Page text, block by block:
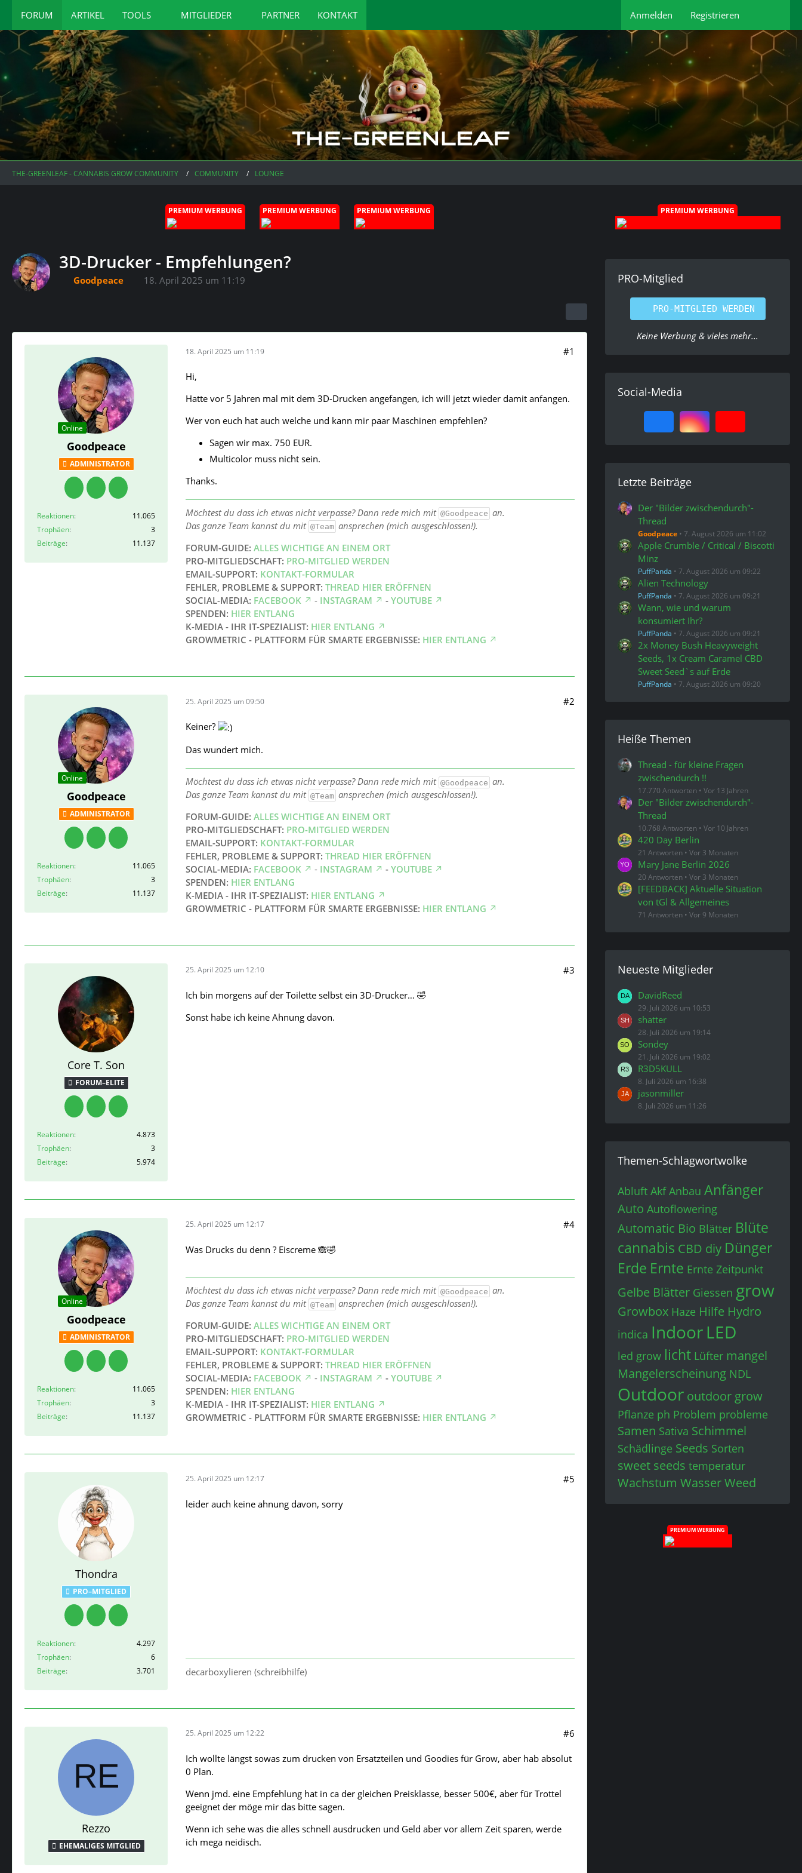
FORUM ARTIKEL TOOLS MITGLIEDER PARTNER KONTAKT Anmelden Registrieren
THE-GREENLEAF - CANNABIS GROW COMMUNITY COMMUNITY LOUNGE
PREMIUM WERBUNG PREMIUM WERBUNG PREMIUM WERBUNG
3D-Drucker - Empfehlungen?
Goodpeace 18. April 2025 um 11:19
Online
Goodpeace
ADMINISTRATOR
Reaktionen
11.065
Trophäen
3
Beiträge
11.137
18. April 2025 um 11:19 #1
Hi,
Hatte vor 5 Jahren mal mit dem 3D-Drucken angefangen, ich will jetzt wieder damit anfangen.
Wer von euch hat auch welche und kann mir paar Maschinen empfehlen?
Sagen wir max. 750 EUR.
Multicolor muss nicht sein.
Thanks.
Möchtest du dass ich etwas nicht verpasse? Dann rede mich mit @Goodpeace an.
Das ganze Team kannst du mit @Team ansprechen (mich ausgeschlossen!).
FORUM-GUIDE: ALLES WICHTIGE AN EINEM ORT
PRO-MITGLIEDSCHAFT: PRO-MITGLIED WERDEN
EMAIL-SUPPORT: KONTAKT-FORMULAR
FEHLER, PROBLEME & SUPPORT: THREAD HIER ERÖFFNEN
SOCIAL-MEDIA: FACEBOOK - INSTAGRAM - YOUTUBE
SPENDEN: HIER ENTLANG
K-MEDIA - IHR IT-SPEZIALIST: HIER ENTLANG
GROWMETRIC - PLATTFORM FÜR SMARTE ERGEBNISSE: HIER ENTLANG
Online
Goodpeace
ADMINISTRATOR
Reaktionen
11.065
Trophäen
3
Beiträge
11.137
25. April 2025 um 09:50 #2
Keiner?
Das wundert mich.
Möchtest du dass ich etwas nicht verpasse? Dann rede mich mit @Goodpeace an.
Das ganze Team kannst du mit @Team ansprechen (mich ausgeschlossen!).
FORUM-GUIDE: ALLES WICHTIGE AN EINEM ORT
PRO-MITGLIEDSCHAFT: PRO-MITGLIED WERDEN
EMAIL-SUPPORT: KONTAKT-FORMULAR
FEHLER, PROBLEME & SUPPORT: THREAD HIER ERÖFFNEN
SOCIAL-MEDIA: FACEBOOK - INSTAGRAM - YOUTUBE
SPENDEN: HIER ENTLANG
K-MEDIA - IHR IT-SPEZIALIST: HIER ENTLANG
GROWMETRIC - PLATTFORM FÜR SMARTE ERGEBNISSE: HIER ENTLANG
Core T. Son
FORUM–ELITE
Reaktionen
4.873
Trophäen
3
Beiträge
5.974
25. April 2025 um 12:10 #3
Ich bin morgens auf der Toilette selbst ein 3D-Drucker… 🤣
Sonst habe ich keine Ahnung davon.
Online
Goodpeace
ADMINISTRATOR
Reaktionen
11.065
Trophäen
3
Beiträge
11.137
25. April 2025 um 12:17 #4
Was Drucks du denn ? Eiscreme 🙈🤣
Möchtest du dass ich etwas nicht verpasse? Dann rede mich mit @Goodpeace an.
Das ganze Team kannst du mit @Team ansprechen (mich ausgeschlossen!).
FORUM-GUIDE: ALLES WICHTIGE AN EINEM ORT
PRO-MITGLIEDSCHAFT: PRO-MITGLIED WERDEN
EMAIL-SUPPORT: KONTAKT-FORMULAR
FEHLER, PROBLEME & SUPPORT: THREAD HIER ERÖFFNEN
SOCIAL-MEDIA: FACEBOOK - INSTAGRAM - YOUTUBE
SPENDEN: HIER ENTLANG
K-MEDIA - IHR IT-SPEZIALIST: HIER ENTLANG
GROWMETRIC - PLATTFORM FÜR SMARTE ERGEBNISSE: HIER ENTLANG
Thondra
PRO–MITGLIED
Reaktionen
4.297
Trophäen
6
Beiträge
3.701
25. April 2025 um 12:17 #5
leider auch keine ahnung davon, sorry
decarboxylieren (schreibhilfe)
Rezzo
25. April 2025 um 12:22 #6
Ich wollte längst sowas zum drucken von Ersatzteilen und Goodies für Grow, aber hab absolut
0 Plan.
Wenn jmd. eine Empfehlung hat in ca der gleichen Preisklasse, besser 500€, aber für Trottel
geeignet der möge mir das bitte sagen.
Wenn ich sehe was die alles schnell ausdrucken und Geld aber vor allem Zeit sparen, werde
ich mega neidisch.
PREMIUM WERBUNG
PRO-Mitglied
PRO-MITGLIED WERDEN
Keine Werbung & vieles mehr...
Social-Media
Letzte Beiträge
Der "Bilder zwischendurch"-
Thread
Goodpeace 7. August 2026 um 11:02
Apple Crumble / Critical / Biscotti
Minz
PuffPanda 7. August 2026 um 09:22
Alien Technology
PuffPanda 7. August 2026 um 09:21
Wann, wie und warum
konsumiert Ihr?
PuffPanda 7. August 2026 um 09:21
2x Money Bush Heavyweight
Seeds, 1x Cream Caramel CBD
Sweet Seed`s auf Erde
PuffPanda 7. August 2026 um 09:20
Heiße Themen
Thread - für kleine Fragen
zwischendurch !!
17.770 Antworten Vor 13 Jahren
Der "Bilder zwischendurch"-
Thread
10.768 Antworten Vor 10 Jahren
420 Day Berlin
21 Antworten Vor 3 Monaten
Mary Jane Berlin 2026
20 Antworten Vor 3 Monaten
[FEEDBACK] Aktuelle Situation
von tGl & Allgemeines
71 Antworten Vor 9 Monaten
Neueste Mitglieder
DavidReed
29. Juli 2026 um 10:53
shatter
28. Juli 2026 um 19:14
Sondey
21. Juli 2026 um 19:02
R3D5KULL
8. Juli 2026 um 16:38
jasonmiller
8. Juli 2026 um 11:26
Themen-Schlagwortwolke
Abluft Akf Anbau Anfänger
Auto Autoflowering
Automatic Bio Blätter Blüte
cannabis CBD diy Dünger
Erde Ernte Ernte Zeitpunkt
Gelbe Blätter Giessen grow
Growbox Haze Hilfe Hydro
indica IndoorLED
led grow licht Lüfter mangel
Mangelerscheinung NDL
Outdoor outdoor grow
Pflanze ph Problem probleme
Samen Sativa Schimmel
Schädlinge Seeds Sorten
sweet seeds temperatur
Wachstum WasserWeed
PREMIUM WERBUNG